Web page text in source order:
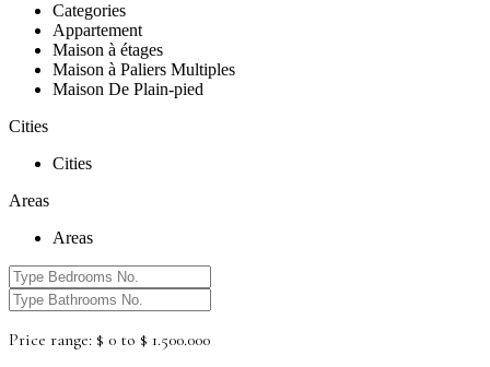
Categories
Appartement
Maison à étages
Maison à Paliers Multiples
Maison De Plain-pied
Cities
Cities
Areas
Areas
Price range: $ 0 to $ 1.500.000